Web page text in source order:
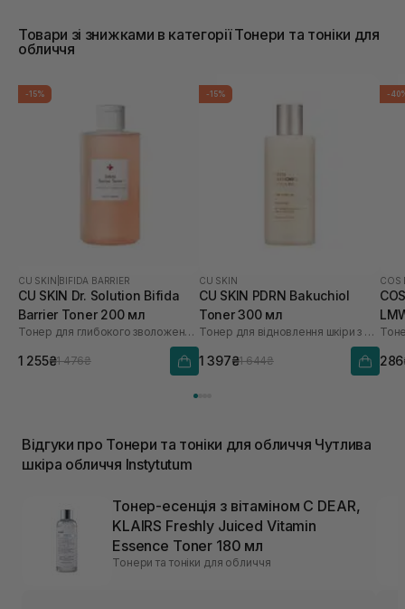
Товари зі знижками в категорії Тонери та тоніки для
обличчя
-15%
CU SKIN BIFIDA BARRIER
CU SKIN Dr. Solution Bifida
Barrier Toner 200 мл
Тонер для глибокого зволоження з лізатом біфідобактерій 85%
1 255₴1 476₴
-15%
CU SKIN
CU SKIN PDRN Bakuchiol
Toner 300 мл
Тонер для відновлення шкіри з PDRN та бакучіолом
1 397₴1 644₴
-
COS
Відгуки про Тонери та тоніки для обличчя Чутлива
шкіра обличчя Instytutum
Тонер-есенція з вітаміном C DEAR,
KLAIRS Freshly Juiced Vitamin
Essence Toner 180 мл
Тонери та тоніки для обличчя